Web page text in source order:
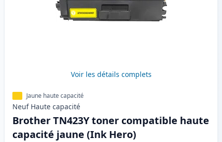
Voir les détails complets
Jaune haute capacité
Neuf Haute capacité
Brother TN423Y toner compatible haute
capacité jaune (Ink Hero)